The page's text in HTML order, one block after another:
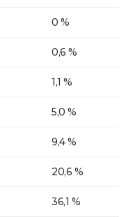
0 %
0,6 %
1,1 %
5,0 %
9,4 %
20,6 %
36,1 %